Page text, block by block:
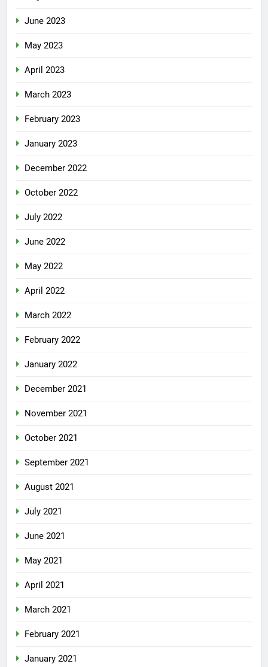
June 2023
May 2023
April 2023
March 2023
February 2023
January 2023
December 2022
October 2022
July 2022
June 2022
May 2022
April 2022
March 2022
February 2022
January 2022
December 2021
November 2021
October 2021
September 2021
August 2021
July 2021
June 2021
May 2021
April 2021
March 2021
February 2021
January 2021